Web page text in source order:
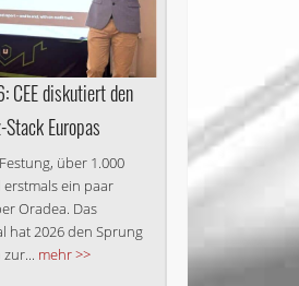
CEE diskutiert den
Europas
über 1.000
ein paar
Oradea. Das
hat 2026 den Sprung
mehr >>